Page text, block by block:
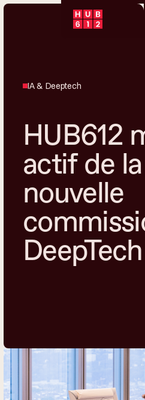
IA & Deeptech
HUB612
actif de la
nouvelle